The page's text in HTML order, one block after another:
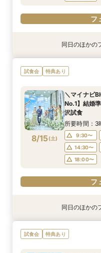
フ
特典あり
8/14(金)
【ペット婚
会場で叶えよ
11:00〜
13:00〜
15:00〜
フ
特典あり
8/14(金)
【少人数で
★wedding相
11:00〜
13:00〜
15:00〜
フ
8/14(金)
【遠方の方◎
豪華5大特典
14:00〜
16:00〜
フ
特典あり
8/14(金)
【お料理重
×貸切邸宅W
11:00〜
13:00〜
15:00〜
フ
特典あり
8/14(金)
初見学でも
新プラン×試
13:00〜
15:00〜
17:00〜
フ
同日のほかの
試食会 特典あり
8/15(土)
＼マイナビ
No.1】結婚
沢試食
所要時間：3
9:30〜
14:30〜
18:00〜
フ
特典あり 動画あり
【お料理重
×貸切邸宅W
特典あり
【少人数で
★wedding相
特典あり
初見学でも
新プラン×試
特典あり
【ペット婚
会場で叶えよ
【遠方の方◎
豪華5大特典
同日のほかの
試食会 特典あり